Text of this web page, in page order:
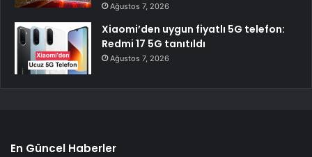
Ağustos 7, 2026
Xiaomi’den uygun fiyatlı 5G telefon:
Redmi 17 5G tanıtıldı
Ağustos 7, 2026
En Güncel Haberler